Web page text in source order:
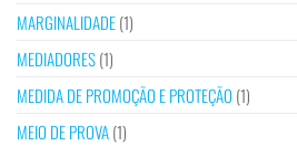
MARGINALIDADE(1)
MEDIADORES(1)
MEDIDA DE PROMOÇÃO E PROTEÇÃO (1)
MEIO DE PROVA(1)